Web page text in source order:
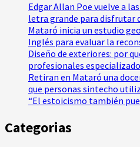
Edgar Allan Poe vuelve a
letra grande para disfrutar
Mataró inicia un estudio
Inglés para evaluar la
Diseño de exteriores: por
profesionales
Retiran en Mataró una
que personas sintecho
“El estoicismo también
Categorias